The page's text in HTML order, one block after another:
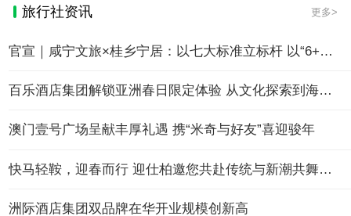
旅行社资讯 更多>
官宣｜咸宁文旅×桂乡宁居：以七大标准立标杆 以“6+2+1”模式赋能民宿产业高质量发展
百乐酒店集团解锁亚洲春日限定体验 从文化探索到海岛漫游的多元旅程
澳门壹号广场呈献丰厚礼遇 携“米奇与好友”喜迎骏年
快马轻鞍，迎春而行 迎仕柏邀您共赴传统与新潮共舞的欢聚盛宴
洲际酒店集团双品牌在华开业规模创新高